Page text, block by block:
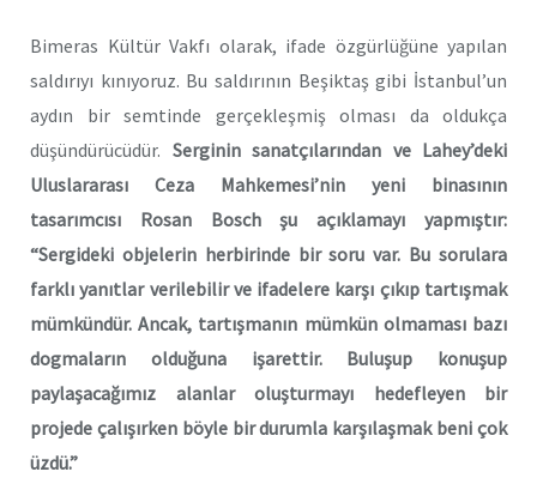
Bimeras Kültür Vakfı olarak, ifade özgürlüğüne yapılan
saldırıyı kınıyoruz. Bu saldırının Beşiktaş gibi İstanbul’un
aydın bir semtinde gerçekleşmiş olması da oldukça
düşündürücüdür. Serginin sanatçılarından ve Lahey’deki
Uluslararası Ceza Mahkemesi’nin yeni binasının
tasarımcısı Rosan Bosch şu açıklamayı yapmıştır:
“Sergideki objelerin herbirinde bir soru var. Bu sorulara
farklı yanıtlar verilebilir ve ifadelere karşı çıkıp tartışmak
mümkündür. Ancak, tartışmanın mümkün olmaması bazı
dogmaların olduğuna işarettir. Buluşup konuşup
paylaşacağımız alanlar oluşturmayı hedefleyen bir
projede çalışırken böyle bir durumla karşılaşmak beni çok
üzdü.”